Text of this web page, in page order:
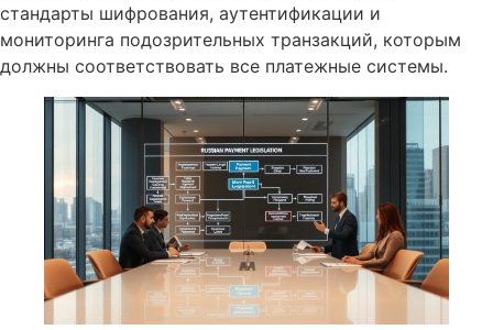
стандарты шифрования, аутентификации и
мониторинга подозрительных транзакций, которым
должны соответствовать все платежные системы.